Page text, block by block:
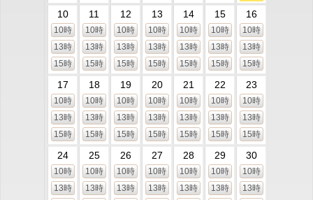
10
10時
13時
15時
11
10時
13時
15時
12
10時
13時
15時
13
10時
13時
15時
14
10時
13時
15時
15
10時
13時
15時
16
10時
13時
15時
17
10時
13時
15時
18
10時
13時
15時
19
10時
13時
15時
20
10時
13時
15時
21
10時
13時
15時
22
10時
13時
15時
23
10時
13時
15時
24
10時
13時
25
10時
13時
26
10時
13時
27
10時
13時
28
10時
13時
29
10時
13時
30
10時
13時